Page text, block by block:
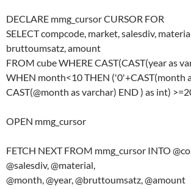
DECLARE mmg_cursor CURSOR FOR
SELECT compcode, market, salesdiv,
bruttoumsatz, amount
FROM cube WHERE CAST(CAST(year as
WHEN month<10 THEN ('0'+CAST(month
CAST(@month as varchar) END ) as int)
OPEN mmg_cursor
FETCH NEXT FROM mmg_cursor INTO
@salesdiv, @material,
@month, @year, @bruttoumsatz, @amount